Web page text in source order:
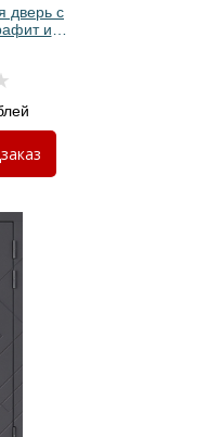
дверь с
и
полоской